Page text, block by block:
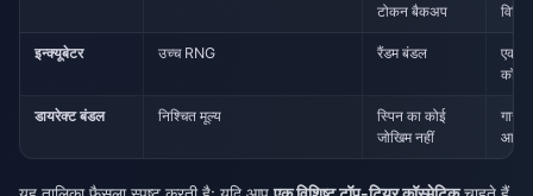
टोकन बैकअप
इन्क्यूबेटर उच्च RNG रैंडम बंडल
एक
डायरेक्ट बंडल निश्चित मूल्य
स्पिन का कोई
जोखिम नहीं